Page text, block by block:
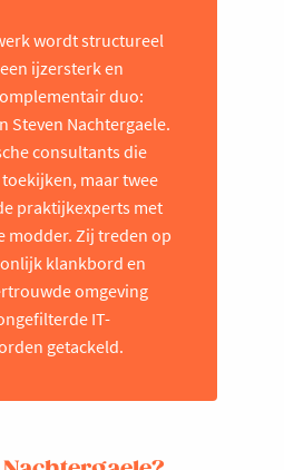
wordt structureel
ijzersterk en
duo:
Steven Nachtergaele.
consultants die
maar twee
praktijkexperts met
modder. Zij treden op
klankbord en
omgeving
IT-
getackeld.